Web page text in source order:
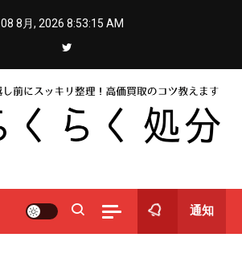
08 8月, 2026 8:53:18 AM
通知